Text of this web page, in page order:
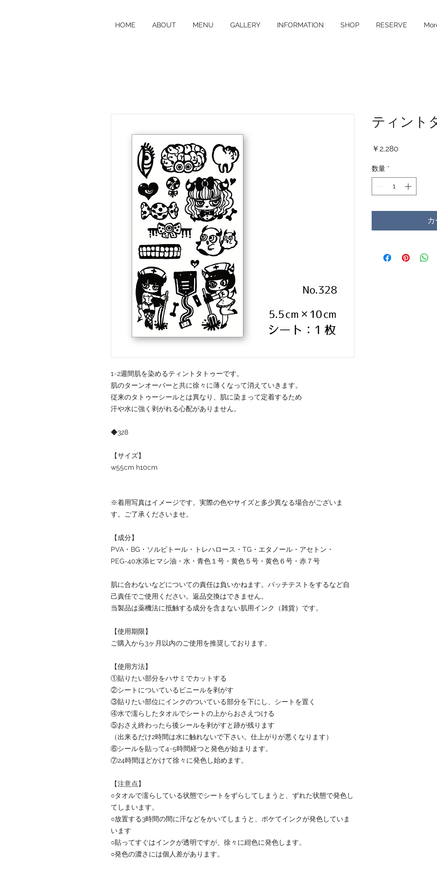
HOME ABOUT MENU GALLERY INFORMATION SHOP RESERVE
1~2週間肌を染めるティントタトゥーです。
肌のターンオーバーと共に徐々に薄くなって消えていきます。
従来のタトゥーシールとは異なり、肌に染まって定着するため
汗や水に強く剥がれる心配がありません。
◆328
【サイズ】
w55cm h10cm
※着用写真はイメージです。実際の色やサイズと多少異なる場合がございま
す。ご了承くださいませ。
【成分】
PVA・BG・ソルビトール・トレハロース・TG・エタノール・アセトン・
PEG-40水添ヒマシ油・水・青色１号・黄色５号・黄色６号・赤７号
肌に合わないなどについての責任は負いかねます。パッチテストをするなど自
己責任でご使用ください。返品交換はできません。
当製品は薬機法に抵触する成分を含まない肌用インク（雑貨）です。
【使用期限】
ご購入から3ヶ月以内のご使用を推奨しております。
【使用方法】
①貼りたい部分をハサミでカットする
②シートについているビニールを剥がす
③貼りたい部位にインクのついている部分を下にし、シートを置く
④水で濡らしたタオルでシートの上からおさえつける
⑤おさえ終わったら後シールを剥がすと跡が残ります
（出来るだけ2時間は水に触れないで下さい。仕上がりが悪くなります）
⑥シールを貼って4~5時間経つと発色が始まります。
⑦24時間ほどかけて徐々に発色し始めます。
【注意点】
○タオルで濡らしている状態でシートをずらしてしまうと、ずれた状態で発色し
てしまいます。
○放置する3時間の間に汗などをかいてしまうと、ボケてインクが発色していま
います
○貼ってすぐはインクが透明ですが、徐々に紺色に発色します。
○発色の濃さには個人差があります。
ティント
￥2,280
数量 *